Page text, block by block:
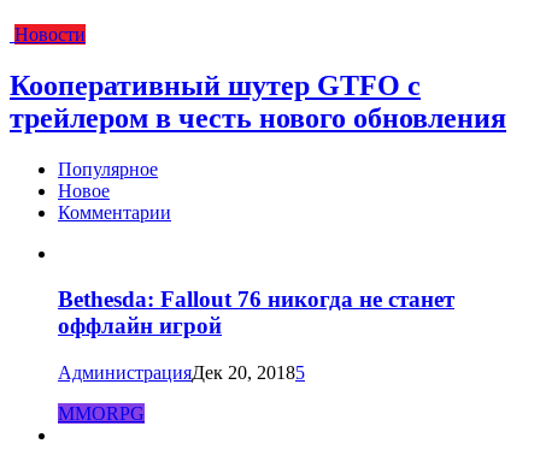
Новости
Кооперативный шутер GTFO с
трейлером в честь нового обновления
Популярное
Новое
Комментарии
Bethesda: Fallout 76 никогда не станет
оффлайн игрой
АдминистрацияДек 20, 20185
MMORPG